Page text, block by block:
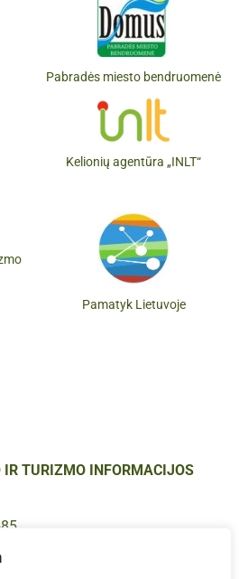
Pabradės miesto bendruomenė
Kelionių agentūra „INLT“
Pamatyk Lietuvoje
IR TURIZMO INFORMACIJOS
18123, Švenčionys